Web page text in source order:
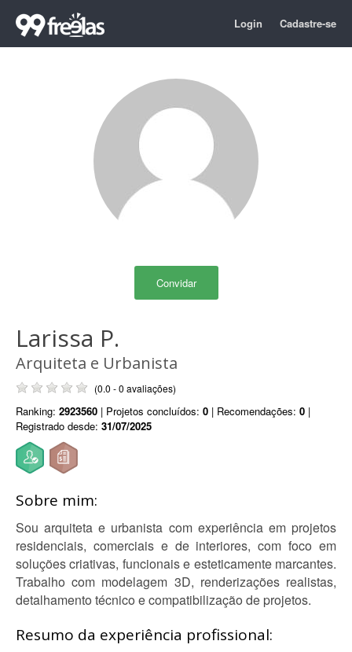
Login Cadastre-se
Convidar
Larissa P.
Arquiteta e Urbanista
(0.0 - 0 avaliações)
Ranking: 2923560 | Projetos concluídos: 0 | Recomendações: 0 |
Registrado desde: 31/07/2025
Sobre mim:
Sou arquiteta e urbanista com experiência em projetos
residenciais, comerciais e de interiores, com foco em
soluções criativas, funcionais e esteticamente marcantes.
Trabalho com modelagem 3D, renderizações realistas,
detalhamento técnico e compatibilização de projetos.
Resumo da experiência profissional: